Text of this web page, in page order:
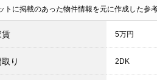
に掲載のあった物件情報を元に作成した参
賃 5万円
取り 2DK